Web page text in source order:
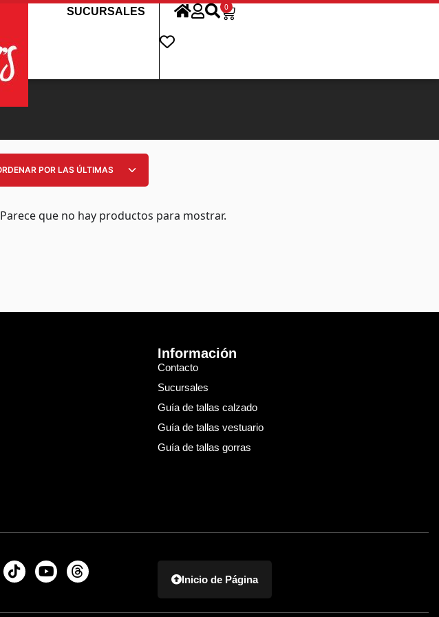
SUCURSALES 0
Parece que no hay productos para mostrar.
Información
Contacto
Sucursales
Guía de tallas calzado
Guía de tallas vestuario
Guía de tallas gorras
Inicio de Página